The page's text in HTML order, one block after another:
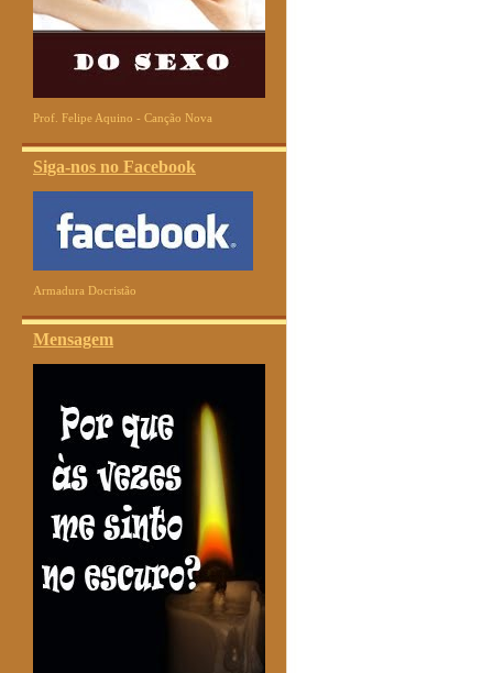
Prof. Felipe Aquino - Canção Nova
Siga-nos no Facebook
Armadura Docristão
Mensagem